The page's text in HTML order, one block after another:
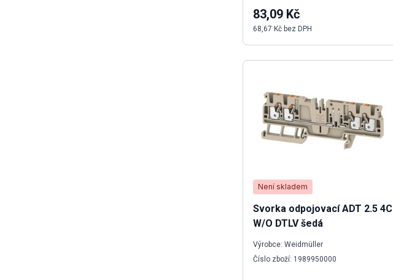
83,09 Kč
68,67 Kč bez DPH
Není skladem
Svorka odpojovací ADT 2.5 4C
W/O DTLV šedá
Výrobce: Weidmüller
Číslo zboží: 1989950000